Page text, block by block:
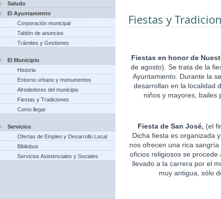
Saludo
El Ayuntamiento
Corporación municipal
Tablón de anuncios
Trámites y Gestiones
El Municipio
Historia
Entorno urbano y monumentos
Alrededores del municipio
Fiestas y Tradiciones
Como llegar
Servicios
Ofertas de Empleo y Desarrollo Local
Bibliobus
Servicios Asistenciales y Sociales
Fiestas y
Fiestas en honor de
de agosto). Se trata de la
Ayuntamiento. Durante la
desarrollan en la localidad
niños y mayores, bailes
Fiesta de San José, (el
Dicha fiesta es organizada
nos ofrecen una rica
oficios religiosos se
llevado a la carrera por el
muy antigua, sólo